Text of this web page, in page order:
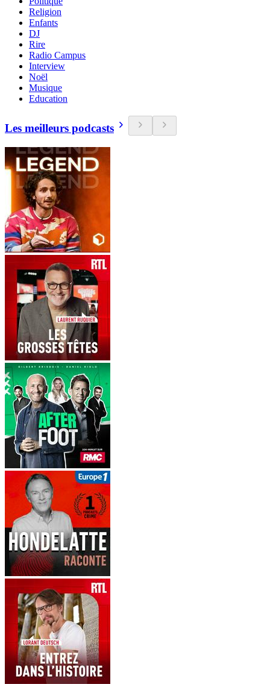
Religion
Enfants
DJ
Rire
Radio Campus
Interview
Noël
Musique
Education
Les meilleurs podcasts